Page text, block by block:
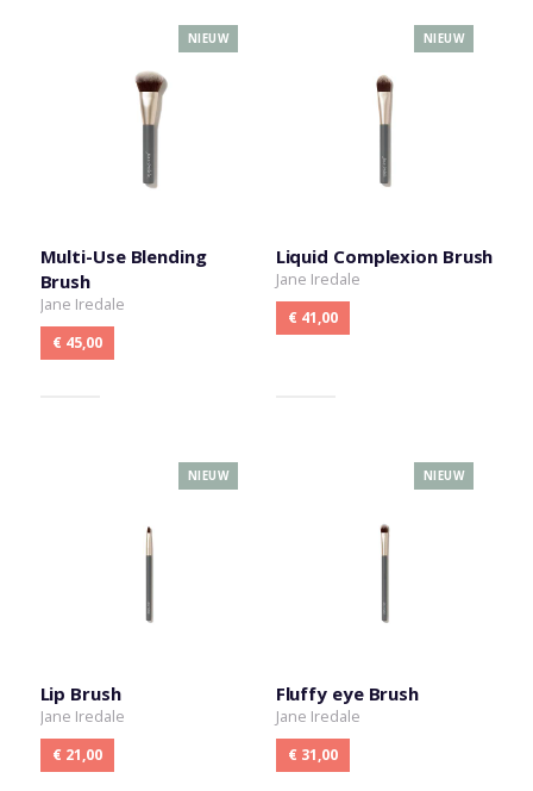
Multi-Use Blending
Brush
Jane Iredale
€ 45,00
NIEUW
Liquid Complexion Brush
Jane Iredale
€ 41,00
NIEUW
Lip Brush
Jane Iredale
€ 21,00
NIEUW
Fluffy eye Brush
Jane Iredale
€ 31,00
NIEUW